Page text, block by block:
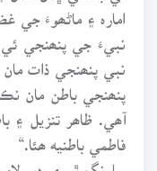
امارہ ۽ ماڻھوءَ
نبيءَ جي پنھنجي ئي
نبي پنھنجي ذات
پنھنجي باطن مان
آھي. ظاھر تنزيل ۽
فاطمي باطنيه ھئا.“
سارنگ ٿوري دير